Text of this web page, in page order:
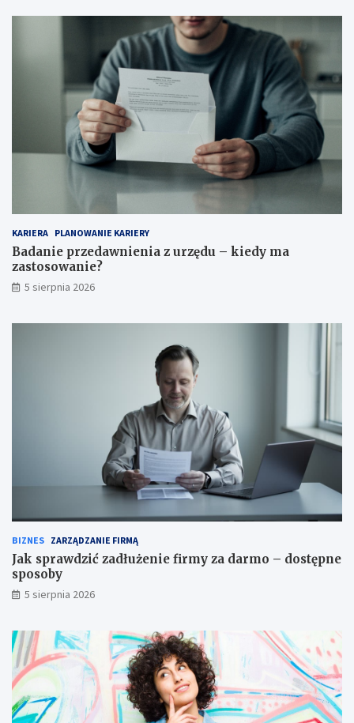
KARIERA PLANOWANIE KARIERY
Badanie przedawnienia z urzędu – kiedy ma
zastosowanie?
5 sierpnia 2026
BIZNES ZARZĄDZANIE FIRMĄ
Jak sprawdzić zadłużenie firmy za darmo – dostępne
sposoby
5 sierpnia 2026